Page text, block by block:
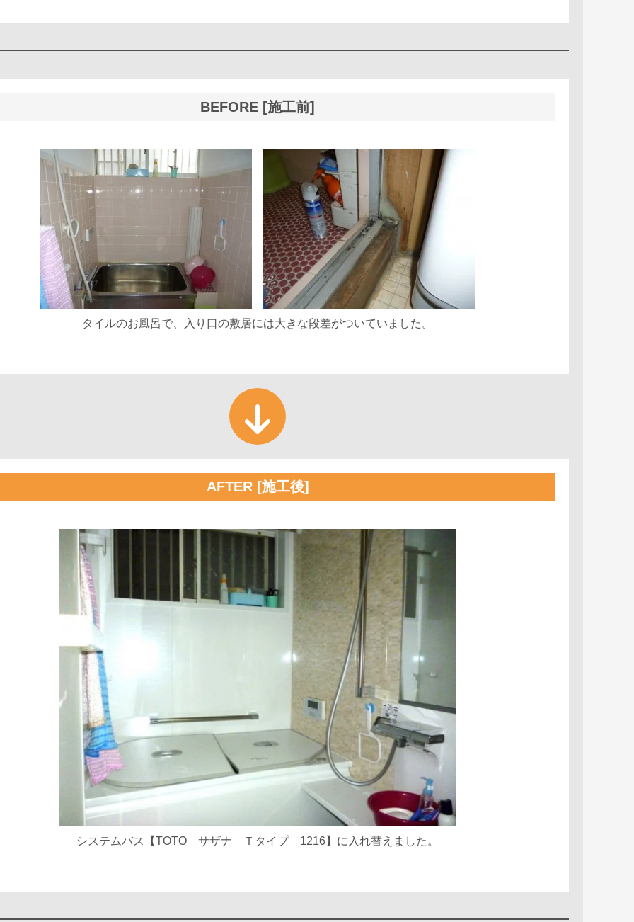
BEFORE [施工前]
タイルのお風呂で、入り口の敷居には大きな段差がついていました。
AFTER [施工後]
システムバス【TOTO サザナ Ｔタイプ 1216】に入れ替えました。